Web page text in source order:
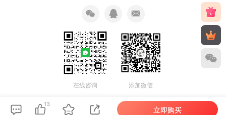
在线咨询 添加微信
13
立即购买